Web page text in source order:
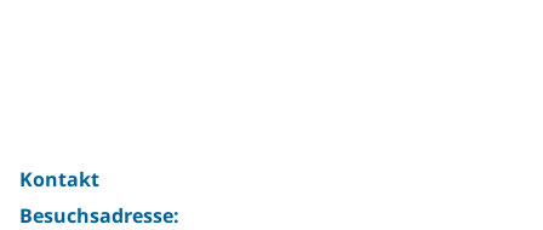
Kontakt
Besuchsadresse: